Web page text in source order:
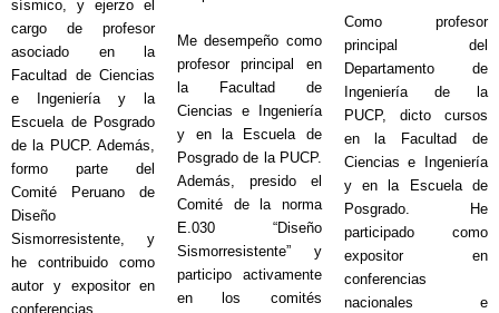
sísmico, y ejerzo el
cargo de profesor
asociado en la
Facultad de Ciencias
e Ingeniería y la
Escuela de Posgrado
de la PUCP. Además,
formo parte del
Comité Peruano de
Diseño
Sismorresistente, y
he contribuido como
autor y expositor en
conferencias
Me desempeño como
profesor principal en
la Facultad de
Ciencias e Ingeniería
y en la Escuela de
Posgrado de la PUCP.
Además, presido el
Comité de la norma
E.030 “Diseño
Sismorresistente” y
participo activamente
en los comités
Como profesor
principal del
Departamento de
Ingeniería de la
PUCP, dicto cursos
en la Facultad de
Ciencias e Ingeniería
y en la Escuela de
Posgrado. He
participado como
expositor en
conferencias
nacionales e